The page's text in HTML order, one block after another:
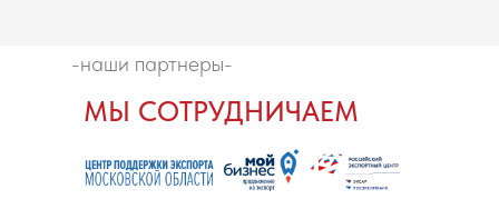
МЫ СОТРУДНИЧАЕМ
-наши партнеры-